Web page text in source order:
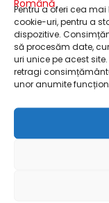
Pentru a oferi cea
cookie-uri, pentru a
dispozitive.
să procesăm date,
uri unice pe acest
retragi
unor anumite
Beneficii:
• Salariul
• Tichete de masă
• Zi lucrătoare
Mondiale a Poștei
• Mediu de lucru
• Acces la spații